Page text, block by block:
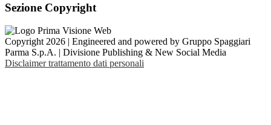
Sezione Copyright
Copyright 2026 | Engineered and powered by Gruppo Spaggiari
Parma S.p.A. | Divisione Publishing & New Social Media
Disclaimer trattamento dati personali